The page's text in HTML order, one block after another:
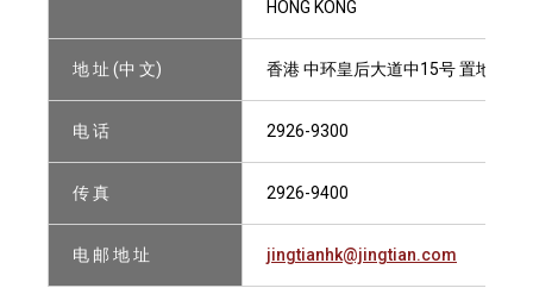
HONG KONG
地 址 (中 文) 香港 中环皇后大道中15号 置地广
电 话 2926-9300
传 真 2926-9400
电 邮 地 址 jingtianhk@jingtian.com